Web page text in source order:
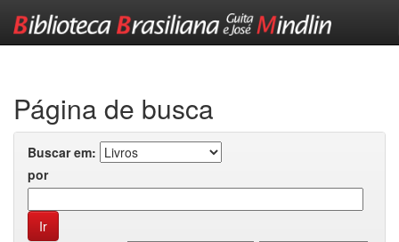
Página de busca
Buscar em:
por